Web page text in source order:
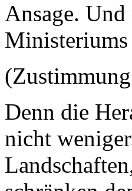
Ansage.
Denn die
nicht